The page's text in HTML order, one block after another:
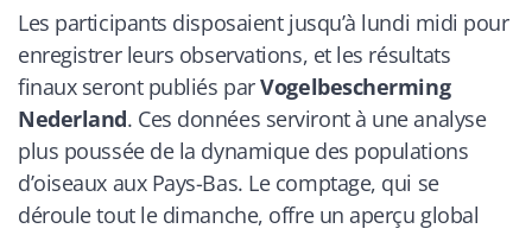
Les participants disposaient jusqu’à lundi midi pour
enregistrer leurs observations, et les résultats
finaux seront publiés parVogelbescherming
Nederland. Ces données serviront à une analyse
plus poussée de la dynamique des populations
d’oiseaux aux Pays-Bas. Le comptage, qui se
déroule tout le dimanche, offre un aperçu global